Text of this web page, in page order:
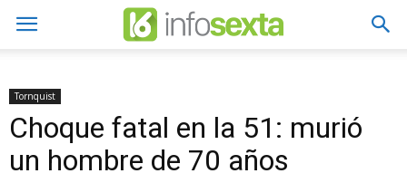
Tornquist
Choque fatal en la 51: murió
un hombre de 70 años